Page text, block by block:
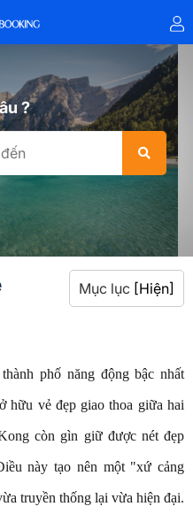
?
Mục lục [Hiện]
phố năng động bậc nhất
hữu vẻ đẹp giao thoa giữa hai
còn gìn giữ được nét đẹp
này tạo nên một "xứ cảng
truyền thống lại vừa hiện đại.